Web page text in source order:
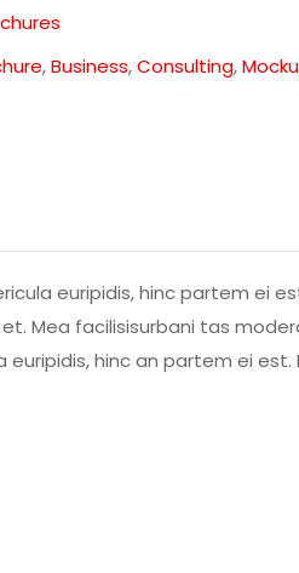
,Business,Consulting,
euripidis, hinc partem ei
Mea facilisisurbani tas
hinc an partem ei est.